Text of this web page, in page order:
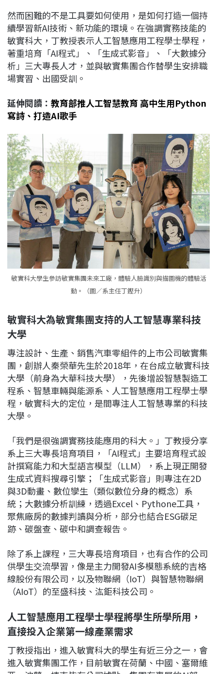
然而困難的不是工具要如何使用，是如何打造一個持
續學習新AI技術、新功能的環境。在強調實務技能的
敏實科大，丁教授表示人工智慧應用工程學士學程，
著重培育「AI程式」、「生成式影音」、「大數據分
析」三大專長人才，並與敏實集團合作替學生安排職
場實習、出國受訓。
延伸閱讀： 教育部推人工智慧教育 高中生用Python
寫詩、打造AI歌手
敏實科大學生參訪敏實集團未來工廠，體驗人臉識別與描圖機的體驗活
動。（圖／系主任丁鏗升）
敏實科大為敏實集團支持的人工智慧專業科技
大學
專注設計、生產、銷售汽車零組件的上市公司敏實集
團，創辦人秦榮華先生於2018年，在台成立敏實科技
大學（前身為大華科技大學），先後增設智慧製造工
程系、智慧車輛與能源系、人工智慧應用工程學士學
程，敏實科大的定位，是間專注人工智慧專業的科技
大學。
「我們是很強調實務技能應用的科大。」丁教授分享
系上三大專長培育項目，「AI程式」主要培育程式設
計撰寫能力和大型語言模型（LLM），系上現正開發
生成式資料搜尋引擎；「生成式影音」則專注在2D
與3D動畫、數位孿生（類似數位分身的概念）系
統；大數據分析訓練，透過Excel、Pythone工具，
聚焦廠房的數據判讀與分析，部分也結合ESG碳足
跡、碳盤查、碳中和調查報告。
除了系上課程，三大專長培育項目，也有合作的公司
供學生交流學習，像是主力開發AI多模態系統的吉格
線股份有限公司，以及物聯網（IoT）與智慧物聯網
（AIoT）的至盛科技、汯鉅科技公司。
人工智慧應用工程學士學程將學生所學所用，
直接投入企業第一線產業需求
丁教授指出，進入敏實科大的學生有近三分之一，會
進入敏實集團工作，目前敏實在荷蘭、中國、塞爾維